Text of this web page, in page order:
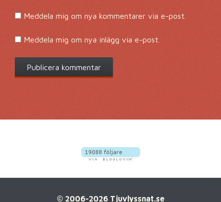
Meddela mig om nya kommentarer via e-post.
Meddela mig om nya inlägg via e-post.
© 2006-2026 Tjuvlyssnat.se